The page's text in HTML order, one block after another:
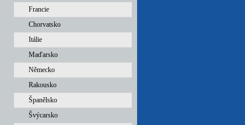
Francie
Chorvatsko
Itálie
Maďarsko
Německo
Rakousko
Španělsko
Švýcarsko